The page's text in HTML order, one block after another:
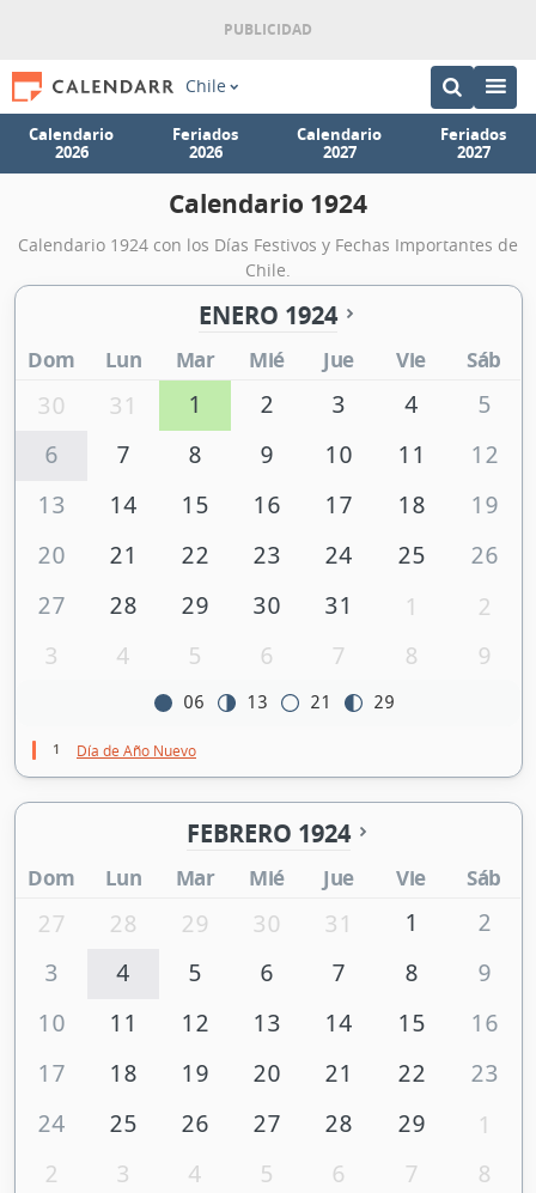
Chile
Calendario
2026
Feriados
2026
Calendario
2027
Feriados
2027
Calendario 1924
Calendario 1924 con los Días Festivos y Fechas Importantes de
Chile.
ENERO 1924
Dom Lun Mar Mié Jue Vie Sáb
30 31 1 2 3 4
5
6
7 8 9 10 11
12
13
14 15 16 17 18
19
20
21 22 23 24 25
26
27
28 29 30 31 1
2
3
4 5 6 7 8 9
06 13 21 29
1 Día de Año Nuevo
FEBRERO 1924
Dom Lun Mar Mié Jue Vie Sáb
27 28 29 30 31 1
2
3
4 5 6 7 8
9
10
11 12 13 14 15
16
17
18 19 20 21 22
23
24
25 26 27 28 29
1
2
3 4 5 6 7 8